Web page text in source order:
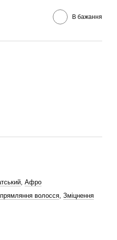
В бажання
, Афро
волосся, Зміцнення